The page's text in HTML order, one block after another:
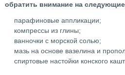
обратить внимание на
парафиновые аппликации;
компрессы из глины;
ванночки с морской солью;
мазь на основе вазелина и
спиртовые настойки конского